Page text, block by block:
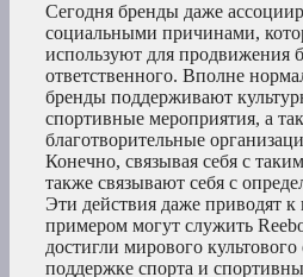
Сегодня бренды даже
социальными причинами,
используют для продвижения
ответственного. Вполне
бренды поддерживают
спортивные мероприятия, а
благотворительные
Конечно, связывая себя с
также связывают себя с
Эти действия даже приводят
примером могут служить
достигли мирового культового
поддержке спорта и